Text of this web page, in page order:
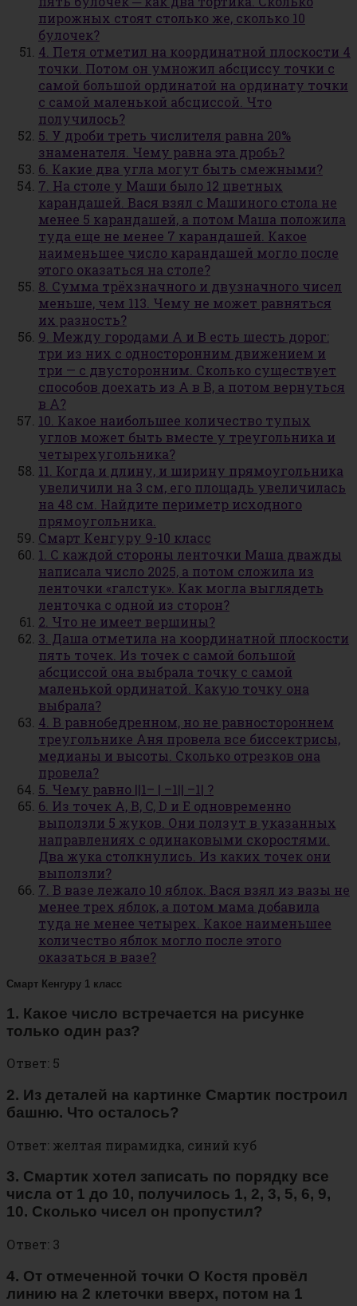
пирожных стоят столько же, сколько 10
булочек?
4. Петя отметил на координатной плоскости 4
точки. Потом он умножил абсциссу точки с
самой большой ординатой на ординату точки
с самой маленькой абсциссой. Что
получилось?
5. У дроби треть числителя равна 20%
знаменателя. Чему равна эта дробь?
6. Какие два угла могут быть смежными?
7. На столе у Маши было 12 цветных
карандашей. Вася взял с Машиного стола не
менее 5 карандашей, а потом Маша положила
туда еще не менее 7 карандашей. Какое
наименьшее число карандашей могло после
этого оказаться на столе?
8. Сумма трёхзначного и двузначного чисел
меньше, чем 113. Чему не может равняться
их разность?
9. Между городами А и В есть шесть дорог:
три из них с односторонним движением и
три — с двусторонним. Сколько существует
способов доехать из А в В, а потом вернуться
в А?
10. Какое наибольшее количество тупых
углов может быть вместе у треугольника и
четырехугольника?
11. Когда и длину, и ширину прямоугольника
увеличили на 3 см, его площадь увеличилась
на 48 см. Найдите периметр исходного
прямоугольника.
Смарт Кенгуру 9-10 класс
1. С каждой стороны ленточки Маша дважды
написала число 2025, а потом сложила из
ленточки «галстук». Как могла выглядеть
ленточка с одной из сторон?
2. Что не имеет вершины?
3. Даша отметила на координатной плоскости
пять точек. Из точек с самой большой
абсциссой она выбрала точку с самой
маленькой ординатой. Какую точку она
выбрала?
4. В равнобедренном, но не равностороннем
треугольнике Аня провела все биссектрисы,
медианы и высоты. Сколько отрезков она
провела?
5. Чему равно ||1– | –1|| –1| ?
6. Из точек A, B, C, D и E одновременно
выползли 5 жуков. Они ползут в указанных
направлениях с одинаковыми скоростями.
Два жука столкнулись. Из каких точек они
выползли?
7. В вазе лежало 10 яблок. Вася взял из вазы не
менее трех яблок, а потом мама добавила
туда не менее четырех. Какое наименьшее
количество яблок могло после этого
оказаться в вазе?
Смарт Кенгуру 1 класс
1. Какое число встречается на рисунке
только один раз?
Ответ: 5
2. Из деталей на картинке Смартик построил
башню. Что осталось?
Ответ: желтая пирамидка, синий куб
3. Смартик хотел записать по порядку все
числа от 1 до 10, получилось 1, 2, 3, 5, 6, 9,
10. Сколько чисел он пропустил?
Ответ: 3
4. От отмеченной точки О Костя провёл
линию на 2 клеточки вверх, потом на 1